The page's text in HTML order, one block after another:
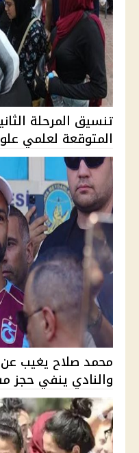
المتوقعة لعلمي
محمد صلاح يغيب عن
والنادي ينفي حجز